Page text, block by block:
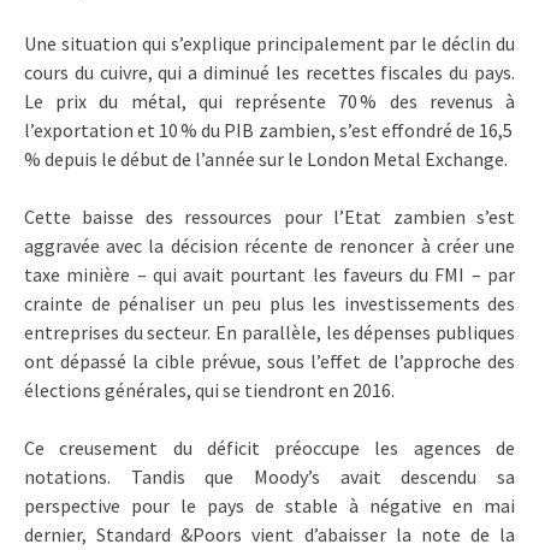
Une situation qui s’explique principalement par le déclin du
cours du cuivre, qui a diminué les recettes fiscales du pays.
Le prix du métal, qui représente 70 % des revenus à
l’exportation et 10 % du PIB zambien, s’est effondré de 16,5
% depuis le début de l’année sur le London Metal Exchange.
Cette baisse des ressources pour l’Etat zambien s’est
aggravée avec la décision récente de renoncer à créer une
taxe minière – qui avait pourtant les faveurs du FMI – par
crainte de pénaliser un peu plus les investissements des
entreprises du secteur. En parallèle, les dépenses publiques
ont dépassé la cible prévue, sous l’effet de l’approche des
élections générales, qui se tiendront en 2016.
Ce creusement du déficit préoccupe les agences de
notations. Tandis que Moody’s avait descendu sa
perspective pour le pays de stable à négative en mai
dernier, Standard &Poors vient d’abaisser la note de la